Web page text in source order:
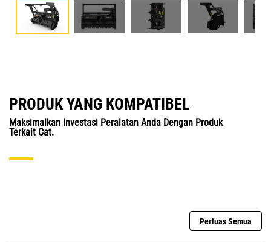
PRODUK YANG KOMPATIBEL
Maksimalkan Investasi Peralatan Anda Dengan Produk
Terkait Cat.
Perluas Semua